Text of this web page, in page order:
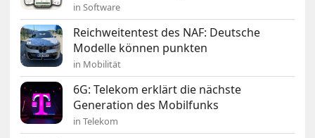
in Software
Reichweitentest des NAF: Deutsche
Modelle können punkten
in Mobilität
6G: Telekom erklärt die nächste
Generation des Mobilfunks
in Telekom